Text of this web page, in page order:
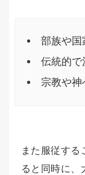
部族や国
伝統的で
宗教や神
また服従する
ると同時に、